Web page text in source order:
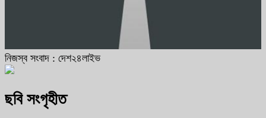
নিজস্ব সংবাদ : দেশ২৪লাইভ
ছবি সংগৃহীত